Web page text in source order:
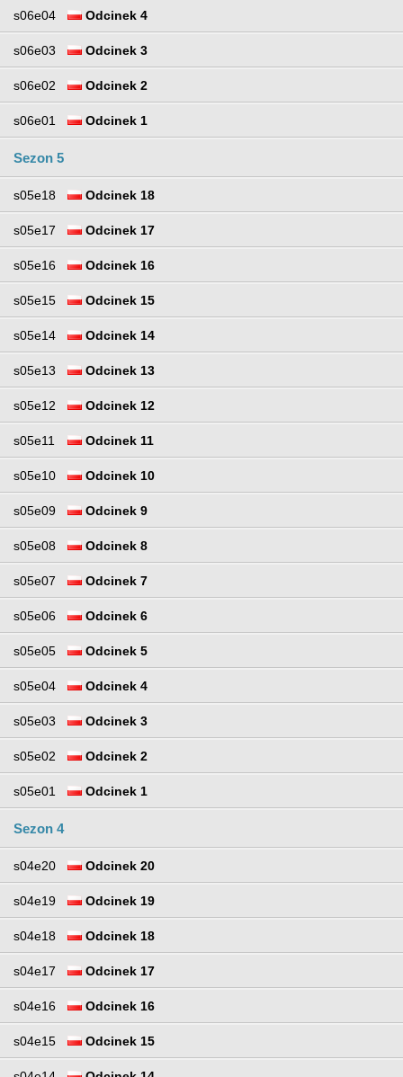
s06e04 Odcinek 4
s06e03 Odcinek 3
s06e02 Odcinek 2
s06e01 Odcinek 1
Sezon 5
s05e18 Odcinek 18
s05e17 Odcinek 17
s05e16 Odcinek 16
s05e15 Odcinek 15
s05e14 Odcinek 14
s05e13 Odcinek 13
s05e12 Odcinek 12
s05e11 Odcinek 11
s05e10 Odcinek 10
s05e09 Odcinek 9
s05e08 Odcinek 8
s05e07 Odcinek 7
s05e06 Odcinek 6
s05e05 Odcinek 5
s05e04 Odcinek 4
s05e03 Odcinek 3
s05e02 Odcinek 2
s05e01 Odcinek 1
Sezon 4
s04e20 Odcinek 20
s04e19 Odcinek 19
s04e18 Odcinek 18
s04e17 Odcinek 17
s04e16 Odcinek 16
s04e15 Odcinek 15